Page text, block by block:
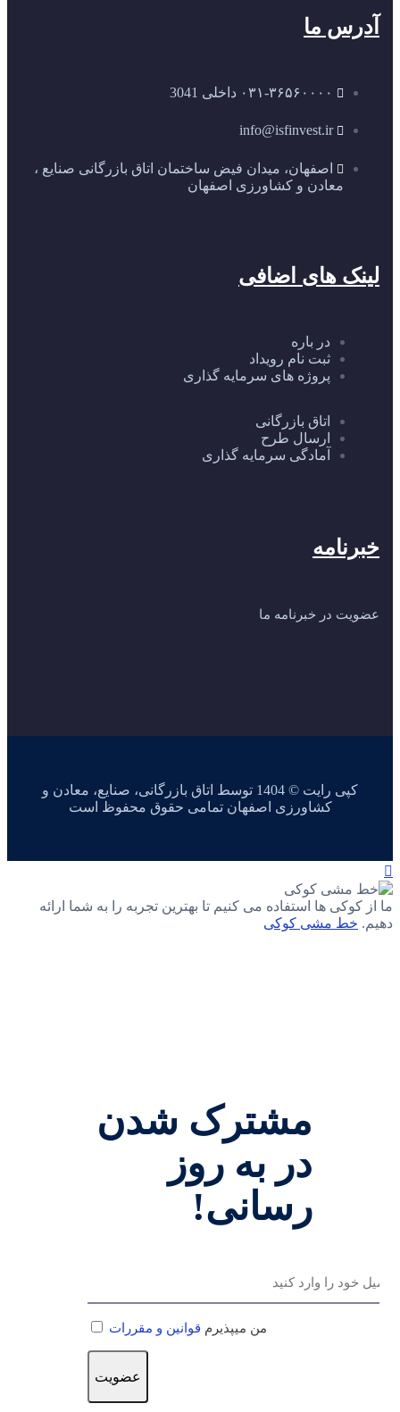
آدرس ما
۰۳۱-۳۶۵۶۰۰۰۰ داخلی 3041
info@isfinvest.ir
اصفهان، میدان فیض ساختمان اتاق بازرگانی صنایع ،
معادن و کشاورزی اصفهان
لینک های اضافی
در باره
ثبت نام رویداد
پروژه های سرمایه گذاری
اتاق بازرگانی
ارسال طرح
آمادگی سرمایه گذاری
خبرنامه
عضویت در خبرنامه ما
کپی رایت © 1404 توسط اتاق بازرگانی، صنایع، معادن و
کشاورزی اصفهان تمامی حقوق محفوظ است
ما از کوکی ها استفاده می کنیم تا بهترین تجربه را به شما ارائه
دهیم. خط مشی کوکی
مشترک شدن
در به روز
رسانی!
من میپذیرم قوانین و مقررات
عضویت